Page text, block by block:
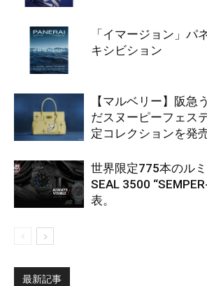
「イマージョン」パ
キシビション
【マルベリー】阪急
だスヌーピーフェス
定コレクションを発
世界限定775本のル
SEAL 3500
表。
最新記事